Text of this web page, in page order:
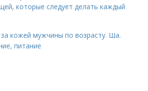
которые следует делать каждый
кожей мужчины по возрасту. Ша.
питание